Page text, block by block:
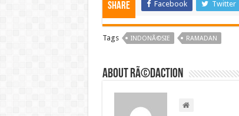
Share Facebook Twitter
Tags INDONÃ©SIE RAMADAN
About RÃ©daction